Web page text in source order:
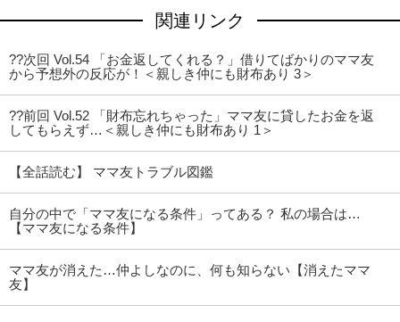
関連リンク
??次回 Vol.54 「お金返してくれる？」借りてばかりのママ友
から予想外の反応が！＜親しき仲にも財布あり 3＞
??前回 Vol.52 「財布忘れちゃった」ママ友に貸したお金を返
してもらえず…＜親しき仲にも財布あり 1＞
【全話読む】 ママ友トラブル図鑑
自分の中で「ママ友になる条件」ってある？ 私の場合は…
【ママ友になる条件】
ママ友が消えた…仲よしなのに、何も知らない【消えたママ
友】